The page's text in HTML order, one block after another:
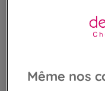
Même nos